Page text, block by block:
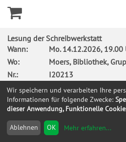
Lesung der Schreibwerkstatt
Wann:
Mo.14.12.2026, 19.00
Wo:
Moers, Bibliothek,
Nr.:
I20213
Status:
Ausreichend Plätze frei
Ist Wärmepumpe die richtige
Wir speichern und verarbeiten Ihre
Informationen für folgende Zwecke:
dieser Anwendung, Funktionelle
Ablehnen OK Mehr erfahren...